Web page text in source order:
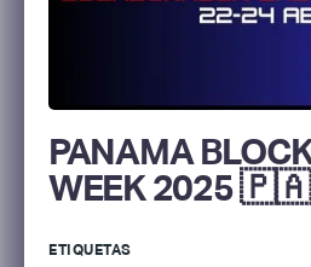
PANAMA
WEEK 2025 🇵🇦
ETIQUETAS